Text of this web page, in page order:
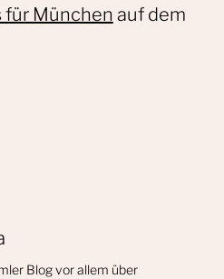
für München auf dem
Blog vor allem über